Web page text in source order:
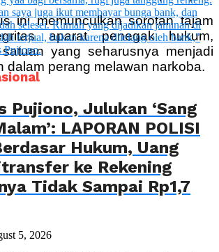
ini memunculkan sorotan tajam
aparat penegak hukum,
yang seharusnya menjadi
dalam perang melawan narkoba.
Pujiono, Julukan ‘Sang
LAPORAN POLISI
Hukum, Uang
ke Rekening
Tidak Sampai Rp1,7
5, 2026